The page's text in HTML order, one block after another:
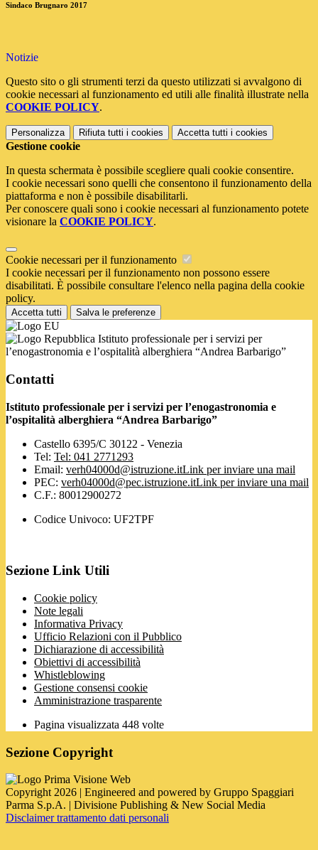
Sindaco Brugnaro 2017
Notizie
Questo sito o gli strumenti terzi da questo utilizzati si avvalgono di
cookie necessari al funzionamento ed utili alle finalità illustrate nella
COOKIE POLICY.
Personalizza Rifiuta tutti i cookies Accetta tutti i cookies
Gestione cookie
In questa schermata è possibile scegliere quali cookie consentire.
I cookie necessari sono quelli che consentono il funzionamento della
piattaforma e non è possibile disabilitarli.
Per conoscere quali sono i cookie necessari al funzionamento potete
visionare la COOKIE POLICY.
Cookie necessari per il funzionamento
I cookie necessari per il funzionamento non possono essere
disabilitati. È possibile consultare l'elenco nella pagina della cookie
policy.
Accetta tutti Salva le preferenze
Istituto professionale per i servizi per
l’enogastronomia e l’ospitalità alberghiera “Andrea Barbarigo”
Contatti
Istituto professionale per i servizi per l’enogastronomia e
l’ospitalità alberghiera “Andrea Barbarigo”
Castello 6395/C 30122 - Venezia
Tel: Tel: 041 2771293
Email: verh04000d@istruzione.itLink per inviare una mail
PEC: verh04000d@pec.istruzione.itLink per inviare una mail
C.F.: 80012900272
Codice Univoco: UF2TPF
Sezione Link Utili
Cookie policy
Note legali
Informativa Privacy
Ufficio Relazioni con il Pubblico
Dichiarazione di accessibilità
Obiettivi di accessibilità
Whistleblowing
Gestione consensi cookie
Amministrazione trasparente
Pagina visualizzata 448 volte
Sezione Copyright
Copyright 2026 | Engineered and powered by Gruppo Spaggiari
Parma S.p.A. | Divisione Publishing & New Social Media
Disclaimer trattamento dati personali